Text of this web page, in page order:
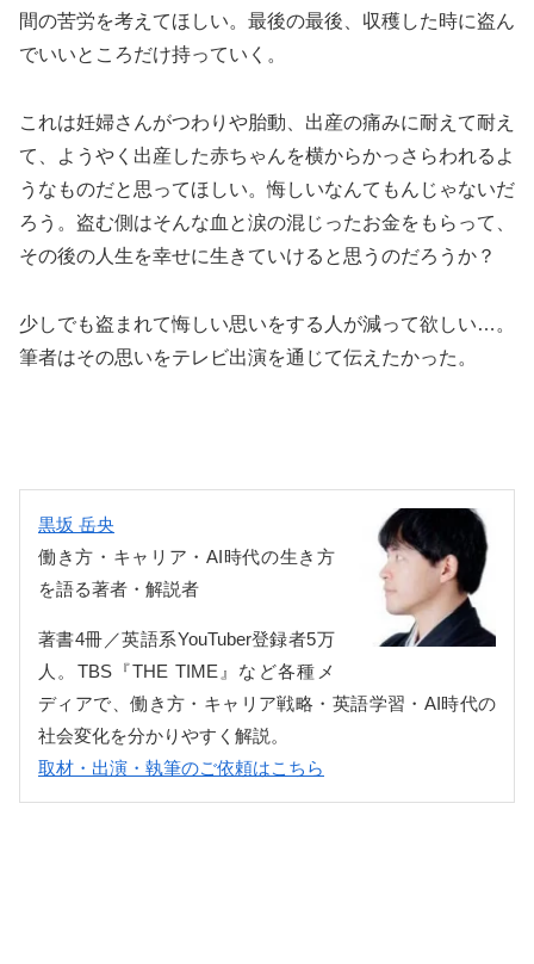
間の苦労を考えてほしい。最後の最後、収穫した時に盗ん
でいいところだけ持っていく。
これは妊婦さんがつわりや胎動、出産の痛みに耐えて耐え
て、ようやく出産した赤ちゃんを横からかっさらわれるよ
うなものだと思ってほしい。悔しいなんてもんじゃないだ
ろう。盗む側はそんな血と涙の混じったお金をもらって、
その後の人生を幸せに生きていけると思うのだろうか？
少しでも盗まれて悔しい思いをする人が減って欲しい…。
筆者はその思いをテレビ出演を通じて伝えたかった。
黒坂 岳央
働き方・キャリア・AI時代の生き方
を語る著者・解説者
著書4冊／英語系YouTuber登録者5万
人。TBS『THE TIME』など各種メ
ディアで、働き方・キャリア戦略・英語学習・AI時代の
社会変化を分かりやすく解説。
取材・出演・執筆のご依頼はこちら